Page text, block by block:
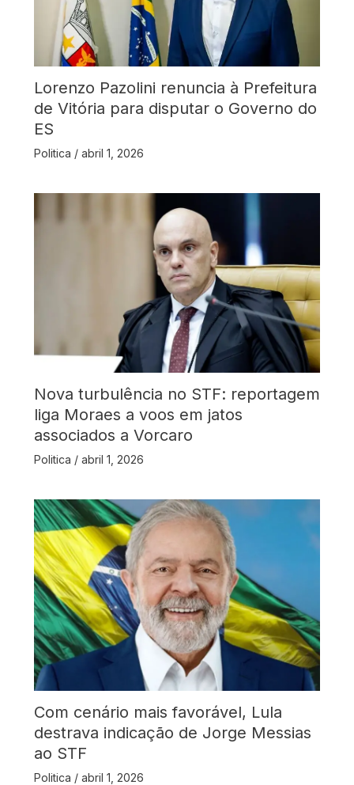
Lorenzo Pazolini renuncia à Prefeitura
de Vitória para disputar o Governo do
ES
Politica / abril 1, 2026
Nova turbulência no STF: reportagem
liga Moraes a voos em jatos
associados a Vorcaro
Politica / abril 1, 2026
Com cenário mais favorável, Lula
destrava indicação de Jorge Messias
ao STF
Politica / abril 1, 2026